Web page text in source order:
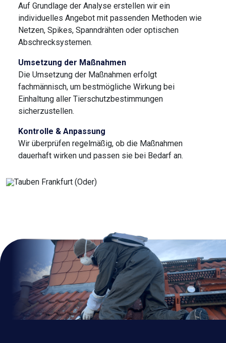
Auf Grundlage der Analyse erstellen wir ein
individuelles Angebot mit passenden Methoden wie
Netzen, Spikes, Spanndrähten oder optischen
Abschrecksystemen.
Umsetzung der Maßnahmen
Die Umsetzung der Maßnahmen erfolgt
fachmännisch, um bestmögliche Wirkung bei
Einhaltung aller Tierschutzbestimmungen
sicherzustellen.
Kontrolle & Anpassung
Wir überprüfen regelmäßig, ob die Maßnahmen
dauerhaft wirken und passen sie bei Bedarf an.